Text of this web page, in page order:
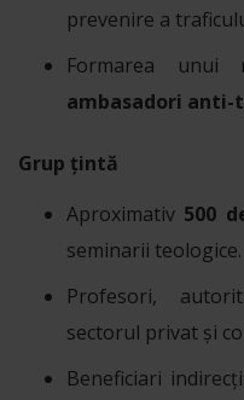
prevenire a
Formarea unui
ambasadori anti-
Grup țintă
Aproximativ 500
seminarii teologice.
Profesori,
sectorul privat și
Beneficiari